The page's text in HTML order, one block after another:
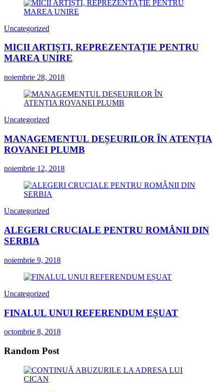
Uncategorized
MICII ARTIȘTI, REPREZENTAȚIE PENTRU
MAREA UNIRE
noiembrie 28, 2018
Uncategorized
MANAGEMENTUL DEȘEURILOR ÎN ATENȚIA
ROVANEI PLUMB
noiembrie 12, 2018
Uncategorized
ALEGERI CRUCIALE PENTRU ROMÂNII DIN
SERBIA
noiembrie 9, 2018
Uncategorized
FINALUL UNUI REFERENDUM EȘUAT
octombrie 8, 2018
Random Post